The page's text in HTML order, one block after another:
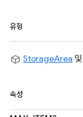
유형
StorageArea
속성